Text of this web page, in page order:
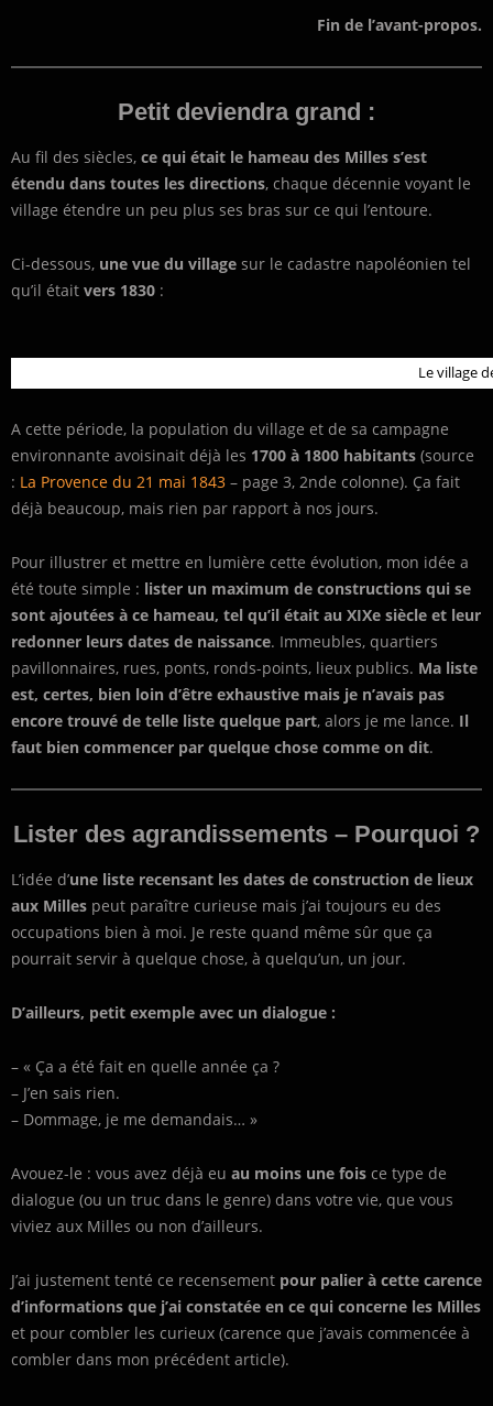
Fin de l’avant-propos.
Petit deviendra grand :
Au fil des siècles, ce qui était le hameau des Milles s’est
étendu dans toutes les directions, chaque décennie voyant le
village étendre un peu plus ses bras sur ce qui l’entoure.
Ci-dessous, une vue du village sur le cadastre napoléonien tel
qu’il était vers 1830 :
Le village
A cette période, la population du village et de sa campagne
environnante avoisinait déjà les 1700 à 1800 habitants (source
: La Provence du 21 mai 1843 – page 3, 2nde colonne). Ça fait
déjà beaucoup, mais rien par rapport à nos jours.
Pour illustrer et mettre en lumière cette évolution, mon idée a
été toute simple : lister un maximum de constructions qui se
sont ajoutées à ce hameau, tel qu’il était au XIXe siècle et leur
redonner leurs dates de naissance. Immeubles, quartiers
pavillonnaires, rues, ponts, ronds-points, lieux publics. Ma liste
est, certes, bien loin d’être exhaustive mais je n’avais pas
encore trouvé de telle liste quelque part, alors je me lance. Il
faut bien commencer par quelque chose comme on dit.
Lister des agrandissements – Pourquoi ?
L’idée d’une liste recensant les dates de construction de lieux
aux Milles peut paraître curieuse mais j’ai toujours eu des
occupations bien à moi. Je reste quand même sûr que ça
pourrait servir à quelque chose, à quelqu’un, un jour.
D’ailleurs, petit exemple avec un dialogue :
– « Ça a été fait en quelle année ça ?
– J’en sais rien.
– Dommage, je me demandais… »
Avouez-le : vous avez déjà eu au moins une fois ce type de
dialogue (ou un truc dans le genre) dans votre vie, que vous
viviez aux Milles ou non d’ailleurs.
J’ai justement tenté ce recensement pour palier à cette carence
d’informations que j’ai constatée en ce qui concerne les Milles
et pour combler les curieux (carence que j’avais commencée à
combler dans mon précédent article).